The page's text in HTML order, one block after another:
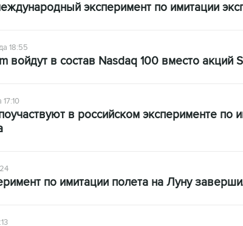
эксперимент по имитации
18:55
войдут в состав Nasdaq 100 вместо акций
в российском эксперименте по
по имитации полета на Луну